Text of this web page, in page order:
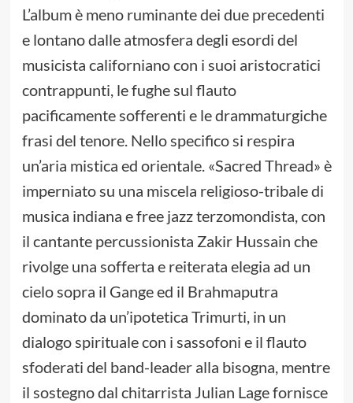
L’album è meno ruminante dei due precedenti
e lontano dalle atmosfera degli esordi del
musicista californiano con i suoi aristocratici
contrappunti, le fughe sul flauto
pacificamente sofferenti e le drammaturgiche
frasi del tenore. Nello specifico si respira
un’aria mistica ed orientale. «Sacred Thread» è
imperniato su una miscela religioso-tribale di
musica indiana e free jazz terzomondista, con
il cantante percussionista Zakir Hussain che
rivolge una sofferta e reiterata elegia ad un
cielo sopra il Gange ed il Brahmaputra
dominato da un’ipotetica Trimurti, in un
dialogo spirituale con i sassofoni e il flauto
sfoderati del band-leader alla bisogna, mentre
il sostegno dal chitarrista Julian Lage fornisce